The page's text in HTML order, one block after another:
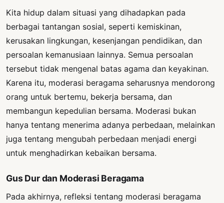
Kita hidup dalam situasi yang dihadapkan pada
berbagai tantangan sosial, seperti kemiskinan,
kerusakan lingkungan, kesenjangan pendidikan, dan
persoalan kemanusiaan lainnya. Semua persoalan
tersebut tidak mengenal batas agama dan keyakinan.
Karena itu, moderasi beragama seharusnya mendorong
orang untuk bertemu, bekerja bersama, dan
membangun kepedulian bersama. Moderasi bukan
hanya tentang menerima adanya perbedaan, melainkan
juga tentang mengubah perbedaan menjadi energi
untuk menghadirkan kebaikan bersama.
Gus Dur dan Moderasi Beragama
Pada akhirnya, refleksi tentang moderasi beragama